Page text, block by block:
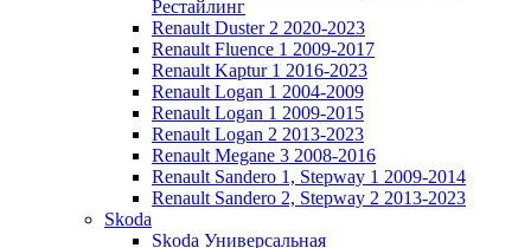
Рестайлинг
Renault Duster 2 2020-2023
Renault Fluence 1 2009-2017
Renault Kaptur 1 2016-2023
Renault Logan 1 2004-2009
Renault Logan 1 2009-2015
Renault Logan 2 2013-2023
Renault Megane 3 2008-2016
Renault Sandero 1, Stepway 1 2009-2014
Renault Sandero 2, Stepway 2 2013-2023
Skoda
Skoda Универсальная